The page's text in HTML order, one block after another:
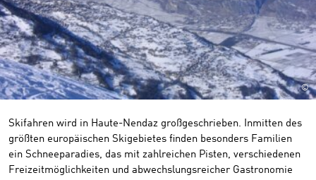
©
Skifahren wird in Haute-Nendaz großgeschrieben. Inmitten des
größten europäischen Skigebietes finden besonders Familien
ein Schneeparadies, das mit zahlreichen Pisten, verschiedenen
Freizeitmöglichkeiten und abwechslungsreicher Gastronomie